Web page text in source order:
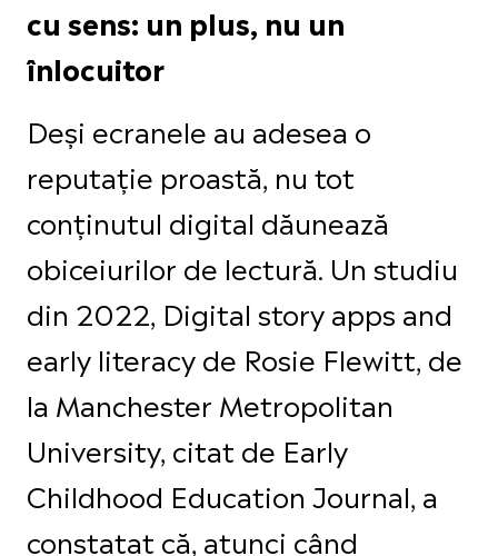
cu sens: un plus, nu un
înlocuitor
Deși ecranele au adesea o
reputație proastă, nu tot
conținutul digital dăunează
obiceiurilor de lectură. Un studiu
din 2022, Digital story apps and
early literacy de Rosie Flewitt, de
la Manchester Metropolitan
University, citat de Early
Childhood Education Journal, a
constatat că, atunci când